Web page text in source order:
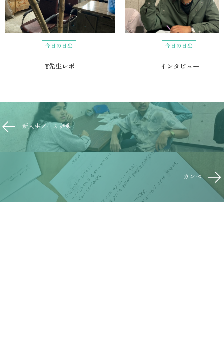
今日の日生
Y先生レポ
今日の日生
インタビュー
新入生ブース 始動
カンペ